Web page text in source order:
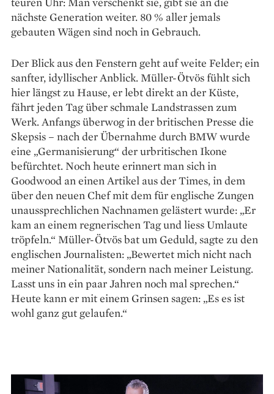
nächste Generation weiter. 80 % aller jemals
gebauten Wägen sind noch in Gebrauch.
Der Blick aus den Fenstern geht auf weite Felder; ein
sanfter, idyllischer Anblick. Müller-Ötvös fühlt sich
hier längst zu Hause, er lebt direkt an der Küste,
fährt jeden Tag über schmale Landstrassen zum
Werk. Anfangs überwog in der britischen Presse die
Skepsis – nach der Übernahme durch BMW wurde
eine „Germanisierung“ der urbritischen Ikone
befürchtet. Noch heute erinnert man sich in
Goodwood an einen Artikel aus der Times, in dem
über den neuen Chef mit dem für englische Zungen
unaussprechlichen Nachnamen gelästert wurde: „Er
kam an einem regnerischen Tag und liess Umlaute
tröpfeln.“ Müller-Ötvös bat um Geduld, sagte zu den
englischen Journalisten: „Bewertet mich nicht nach
meiner Nationalität, sondern nach meiner Leistung.
Lasst uns in ein paar Jahren noch mal sprechen.“
Heute kann er mit einem Grinsen sagen: „Es es ist
wohl ganz gut gelaufen.“